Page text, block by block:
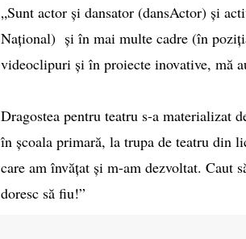
„Sunt actor și dansator (dansActor) și
Național) și în mai multe cadre (în
videoclipuri și în proiecte inovative, mă
Dragostea pentru teatru s-a materializat
în școala primară, la trupa de teatru din
care am învățat și m-am dezvoltat. Caut
doresc să fiu!”